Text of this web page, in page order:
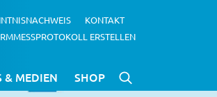
KONTAKT
ERSTELLEN
& MEDIEN SHOP